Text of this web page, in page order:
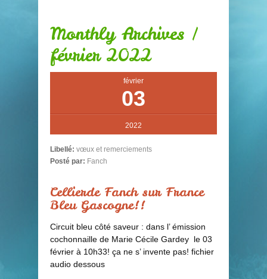
Monthly Archives /
février 2022
février
03
2022
Libellé: vœux et remerciements
Posté par: Fanch
Cellierde Fanch sur France
Bleu Gascogne!!
Circuit bleu côté saveur : dans l’ émission
cochonnaille de Marie Cécile Gardey le 03
février à 10h33! ça ne s’ invente pas! fichier
audio dessous